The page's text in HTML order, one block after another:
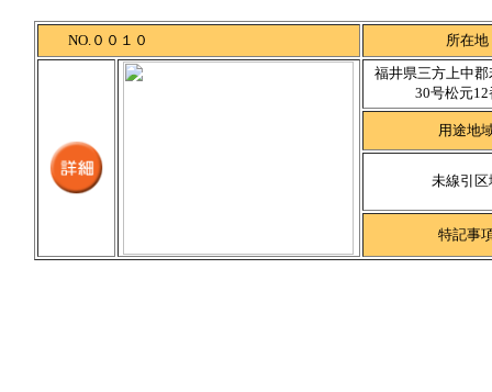
NO.００１０
所在地
福井県三方上中
30号松元12
用途地
未線引区
特記事